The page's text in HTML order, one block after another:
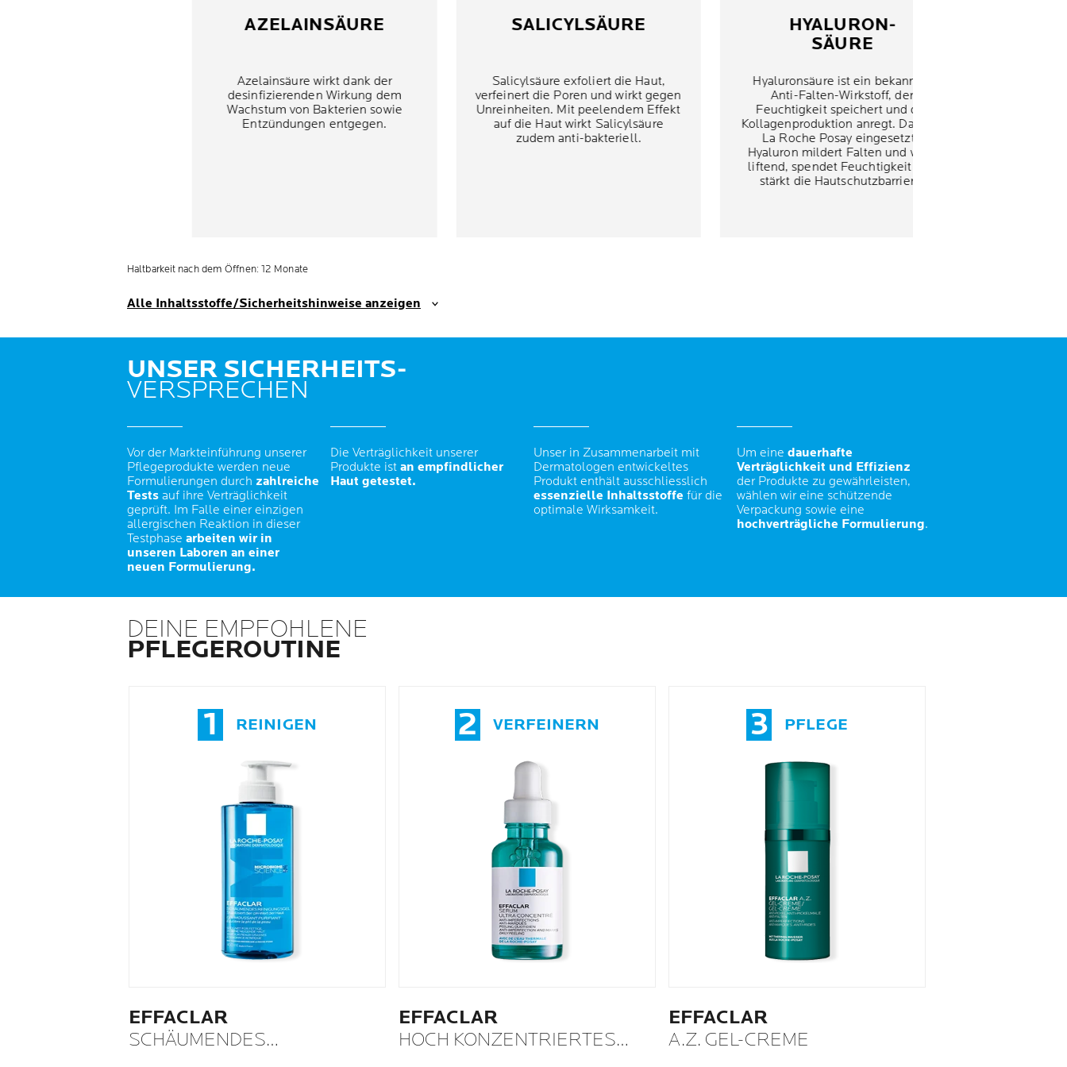
AZELAINSÄURE
Azelainsäure wirkt dank der
desinfizierenden Wirkung dem
Wachstum von Bakterien sowie
Entzündungen entgegen.
SALICYLSÄURE
Salicylsäure exfoliert die Haut,
verfeinert die Poren und wirkt gegen
Unreinheiten. Mit peelendem Effekt
auf die Haut wirkt Salicylsäure
zudem anti-bakteriell.
HYALURON-
SÄURE
Hyaluronsäure ist ein bekannter
Anti-Falten-Wirkstoff, der
Feuchtigkeit speichert und die
Kollagenproduktion anregt. Das von
La Roche Posay eingesetzte
Hyaluron mildert Falten und wirkt
liftend, spendet Feuchtigkeit und
stärkt die Hautschutzbarriere.
Haltbarkeit nach dem Öffnen: 12 Monate
Alle Inhaltsstoffe/Sicherheitshinweise anzeigen
UNSER SICHERHEITS-
VERSPRECHEN
Vor der Markteinführung unserer
Pflegeprodukte werden neue
Formulierungen durch zahlreiche
Tests auf ihre Verträglichkeit
geprüft. Im Falle einer einzigen
allergischen Reaktion in dieser
Testphase arbeiten wir in
unseren Laboren an einer
neuen Formulierung.
Die Verträglichkeit unserer
Produkte ist an empfindlicher
Haut getestet.
Unser in Zusammenarbeit mit
Dermatologen entwickeltes
Produkt enthält ausschliesslich
essenzielle Inhaltsstoffe für die
optimale Wirksamkeit.
Um eine dauerhafte
Verträglichkeit und Effizienz
der Produkte zu gewährleisten,
wählen wir eine schützende
Verpackung sowie eine
hochverträgliche Formulierung.
DEINE EMPFOHLENE
PFLEGEROUTINE
1 REINIGEN
EFFACLAR
SCHÄUMENDES
2 VERFEINERN
EFFACLAR
HOCH KONZENTRIERTES
3 PFLEGE
EFFACLAR
A.Z. GEL-CREME